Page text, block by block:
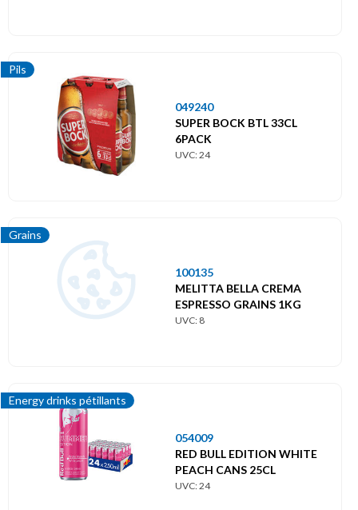
Pils
049240
SUPER BOCK BTL 33CL
6PACK
UVC: 24
Grains
100135
MELITTA BELLA CREMA
ESPRESSO GRAINS 1KG
UVC: 8
Energy drinks pétillants
054009
RED BULL EDITION WHITE
PEACH CANS 25CL
UVC: 24